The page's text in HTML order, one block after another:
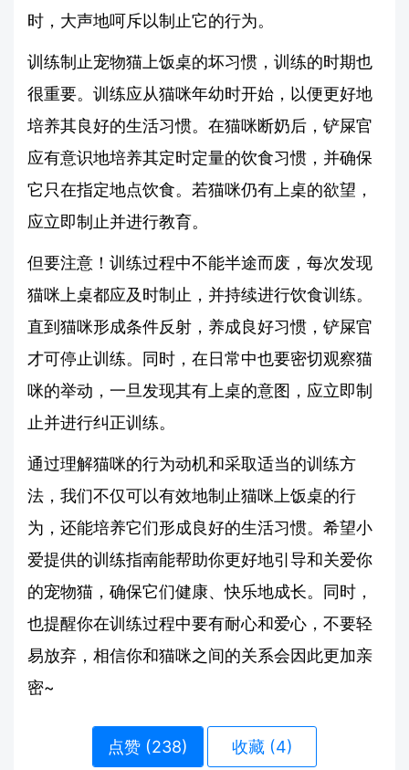
时，大声地呵斥以制止它的行为。
训练制止宠物猫上饭桌的坏习惯，训练的时期也
很重要。训练应从猫咪年幼时开始，以便更好地
培养其良好的生活习惯。在猫咪断奶后，铲屎官
应有意识地培养其定时定量的饮食习惯，并确保
它只在指定地点饮食。若猫咪仍有上桌的欲望，
应立即制止并进行教育。
但要注意！训练过程中不能半途而废，每次发现
猫咪上桌都应及时制止，并持续进行饮食训练。
直到猫咪形成条件反射，养成良好习惯，铲屎官
才可停止训练。同时，在日常中也要密切观察猫
咪的举动，一旦发现其有上桌的意图，应立即制
止并进行纠正训练。
通过理解猫咪的行为动机和采取适当的训练方
法，我们不仅可以有效地制止猫咪上饭桌的行
为，还能培养它们形成良好的生活习惯。希望小
爱提供的训练指南能帮助你更好地引导和关爱你
的宠物猫，确保它们健康、快乐地成长。同时，
也提醒你在训练过程中要有耐心和爱心，不要轻
易放弃，相信你和猫咪之间的关系会因此更加亲
密~
点赞 (238) 收藏 (4)